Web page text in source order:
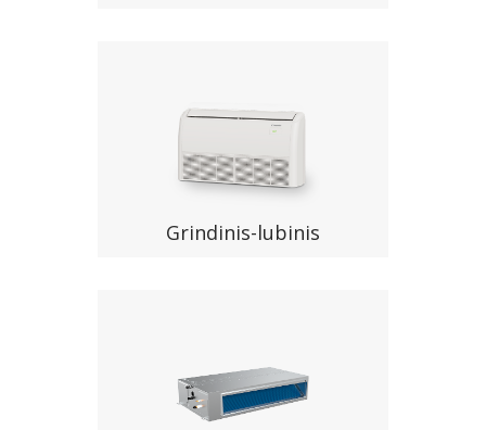
Grindinis-lubinis